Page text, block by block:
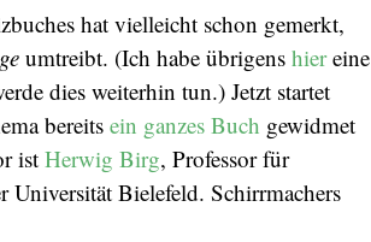
hat vielleicht schon gemerkt,
umtreibt. (Ich habe übrigens hiereine
dies weiterhin tun.) Jetzt startet
bereits ein ganzes Buch gewidmet
istHerwig Birg, Professor für
Universität Bielefeld. Schirrmachers